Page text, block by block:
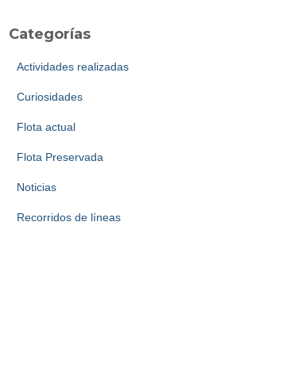
Categorías
Actividades realizadas
Curiosidades
Flota actual
Flota Preservada
Noticias
Recorridos de líneas